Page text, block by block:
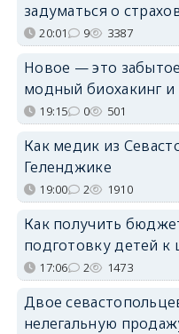
задуматься о
20:01 9 3387
Новое — это
модный биохакинг и
19:15 0 501
Как медик из
Геленджике
19:00 2 1910
Как получить
подготовку детей к
17:06 2 1473
Двое
нелегальную